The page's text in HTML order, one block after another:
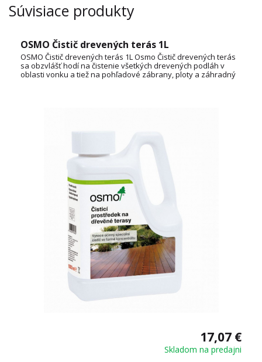
Súvisiace produkty
OSMO Čistič drevených terás 1L
OSMO Čistič drevených terás 1L Osmo Čistič drevených terás
sa obzvlášť hodí na čistenie všetkých drevených podláh v
oblasti vonku a tiež na pohľadové zábrany, ploty a záhradný
17,07 €
Skladom na predajni